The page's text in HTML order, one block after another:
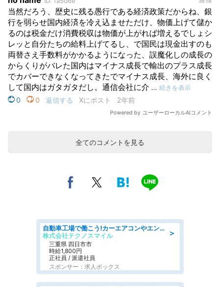
全てのコメントを見る
＞
自動車工場で働こう!カーエアコンやエンジンの製造・加工業務/寮完備 denso aichi
株式会社テクノスマイル
三重県 四日市市
時給1,800円
正社員 / 派遣社員
スポンサー：求人ボックス